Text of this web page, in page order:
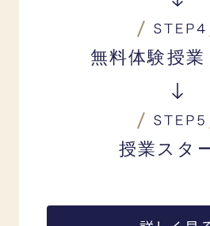
無料体験授業
授業スタ